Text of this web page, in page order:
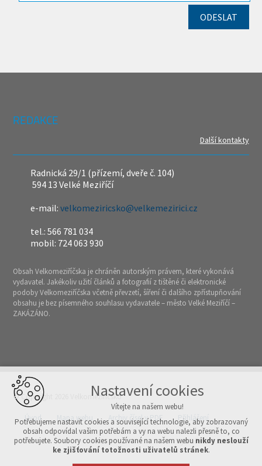
REDAKCE
Další kontakty
Radnická 29/1 (přízemí, dveře č. 104)
594 13 Velké Meziříčí
e-mail:velkomeziricsko@velkemezirici.cz
tel.: 566 781 034
mobil: 724 063 930
Obsah Velkomeziříčska je chráněn autorským právem, které vykonává
vydavatel. Jakékoliv užití článků a fotografií z tištěné či elektronické
podoby Velkomeziříčska včetně převzetí, šíření či dalšího zpřístupňování
obsahu je bez písemného souhlasu vydavatele – město Velké Meziříčí –
ZAKÁZÁNO.
© Copyright 2026 Velkomeziříčsko
Úvod Mapa webu Archiv čísel v PDF Přihlášení
Vytvořeno v xart.cz
Nastavení cookies
Vítejte na našem webu!
Potřebujeme nastavit cookies a související technologie, aby zobrazovaný
obsah odpovídal vašim potřebám a vy na webu nalezli přesně to, co
potřebujete. Soubory cookies používané na našem webu nikdy neslouží
ke zjišťování totožnosti uživatelů stránek.